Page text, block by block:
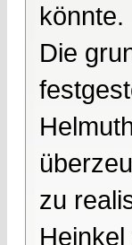
könnte.
Die
zu